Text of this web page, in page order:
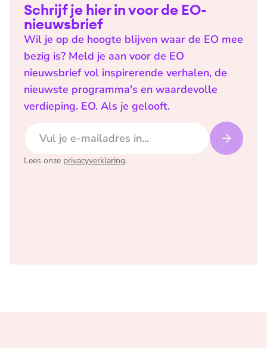
Schrijf je hier in voor de EO-
nieuwsbrief
Wil je op de hoogte blijven waar de EO mee
bezig is? Meld je aan voor de EO
nieuwsbrief vol inspirerende verhalen, de
nieuwste programma's en waardevolle
verdieping. EO. Als je gelooft.
Lees onze privacyverklaring.